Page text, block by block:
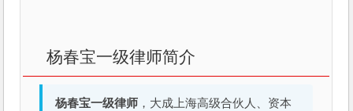
杨春宝一级律师简介
杨春宝一级律师 ，大成上海高级合伙人、资本